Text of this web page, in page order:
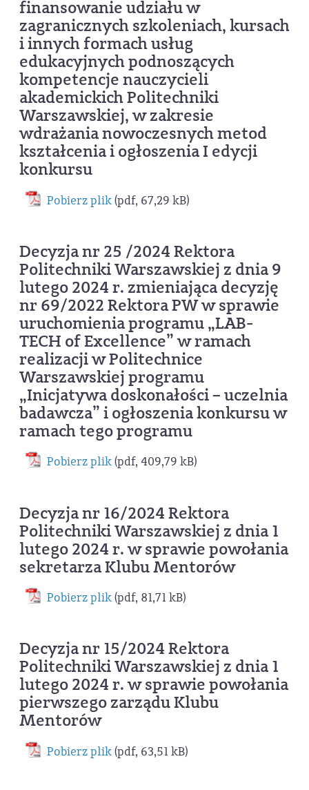
finansowanie udziału w
zagranicznych szkoleniach, kursach
i innych formach usług
edukacyjnych podnoszących
kompetencje nauczycieli
akademickich Politechniki
Warszawskiej, w zakresie
wdrażania nowoczesnych metod
kształcenia i ogłoszenia I edycji
konkursu
Pobierz plik(pdf, 67,29 kB)
Decyzja nr 25 /2024 Rektora
Politechniki Warszawskiej z dnia 9
lutego 2024 r. zmieniająca decyzję
nr 69/2022 Rektora PW w sprawie
uruchomienia programu „LAB-
TECH of Excellence” w ramach
realizacji w Politechnice
Warszawskiej programu
„Inicjatywa doskonałości – uczelnia
badawcza” i ogłoszenia konkursu w
ramach tego programu
Pobierz plik(pdf, 409,79 kB)
Decyzja nr 16/2024 Rektora
Politechniki Warszawskiej z dnia 1
lutego 2024 r. w sprawie powołania
sekretarza Klubu Mentorów
Pobierz plik(pdf, 81,71 kB)
Decyzja nr 15/2024 Rektora
Politechniki Warszawskiej z dnia 1
lutego 2024 r. w sprawie powołania
pierwszego zarządu Klubu
Mentorów
Pobierz plik(pdf, 63,51 kB)